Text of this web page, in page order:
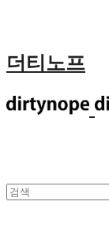
더티노프